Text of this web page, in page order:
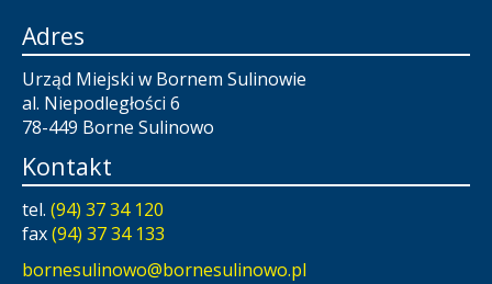
Adres
Urząd Miejski w Bornem Sulinowie
al. Niepodległości 6
78-449 Borne Sulinowo
Kontakt
tel. (94) 37 34 120
fax(94) 37 34 133
bornesulinowo@bornesulinowo.pl